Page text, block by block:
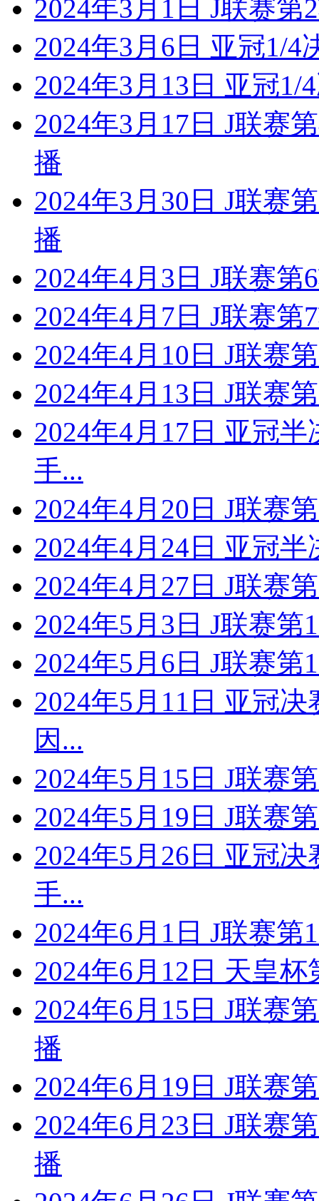
2024年3月1日 J联赛
2024年3月6日 亚冠1/4
2024年3月13日 亚冠1/
2024年3月17日 J联赛
播
2024年3月30日 J联赛
播
2024年4月3日 J联赛
2024年4月7日 J联赛
2024年4月10日 J联赛
2024年4月13日 J联赛
2024年4月17日 亚冠
手...
2024年4月20日 J联赛
2024年4月24日 亚冠
2024年4月27日 J联赛
2024年5月3日 J联赛
2024年5月6日 J联赛
2024年5月11日 亚冠
因...
2024年5月15日 J联赛
2024年5月19日 J联赛
2024年5月26日 亚冠
手...
2024年6月1日 J联赛
2024年6月12日 天皇
2024年6月15日 J联赛
播
2024年6月19日 J联赛
2024年6月23日 J联赛
播